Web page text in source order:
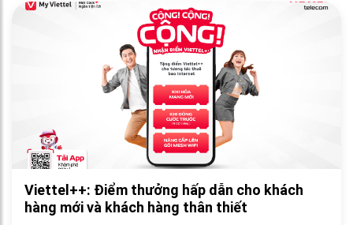
Viettel++: Điểm thưởng hấp dẫn cho khách
hàng mới và khách hàng thân thiết